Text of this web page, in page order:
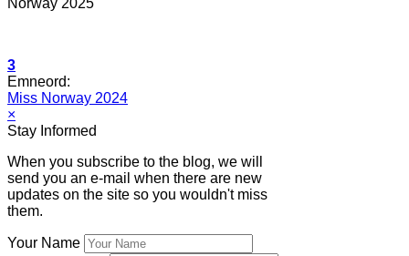
Norway 2025
3
Emneord:
Miss Norway 2024
×
Stay Informed
When you subscribe to the blog, we will
send you an e-mail when there are new
updates on the site so you wouldn't miss
them.
Your Name